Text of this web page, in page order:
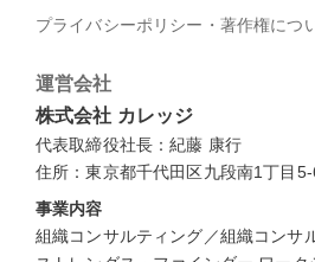
プライバシーポリシー・著作権につ
運営会社
株式会社 カレッジ
代表取締役社長：紀藤 康行
住所：東京都千代田区九段南1丁目
事業内容
組織コンサルティング／組織コンサ